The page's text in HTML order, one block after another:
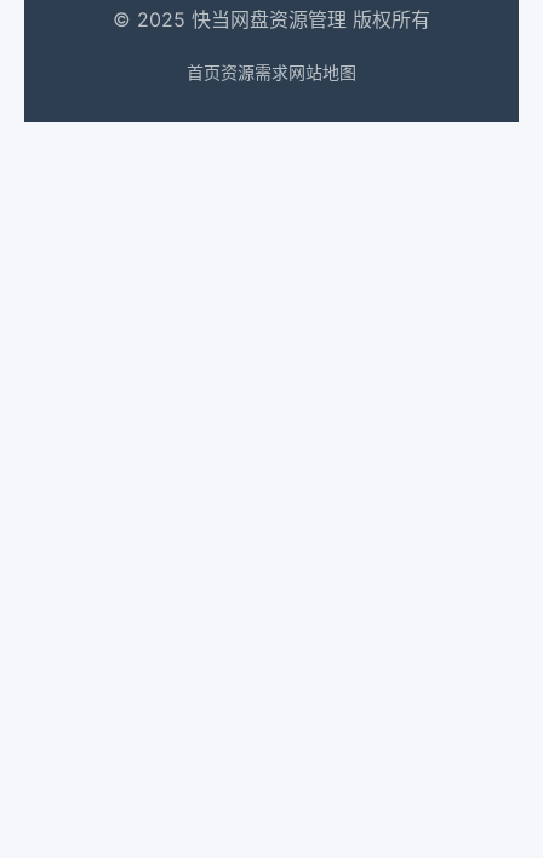
© 2025 快当网盘资源管理 版权所有
首页资源需求网站地图